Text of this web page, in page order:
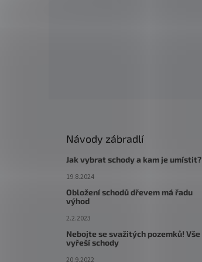
Návody zábradlí
Jak vybrat schody a kam je umístit?
19.8.2024
Obložení schodů dřevem má řadu
výhod
2.2.2023
Nebojte se svažitých pozemků! Vše
vyřeší schody
20.9.2022